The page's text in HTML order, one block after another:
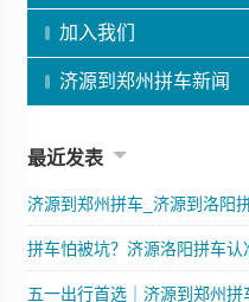
加入我们
济源到郑州拼车新闻
最近发表